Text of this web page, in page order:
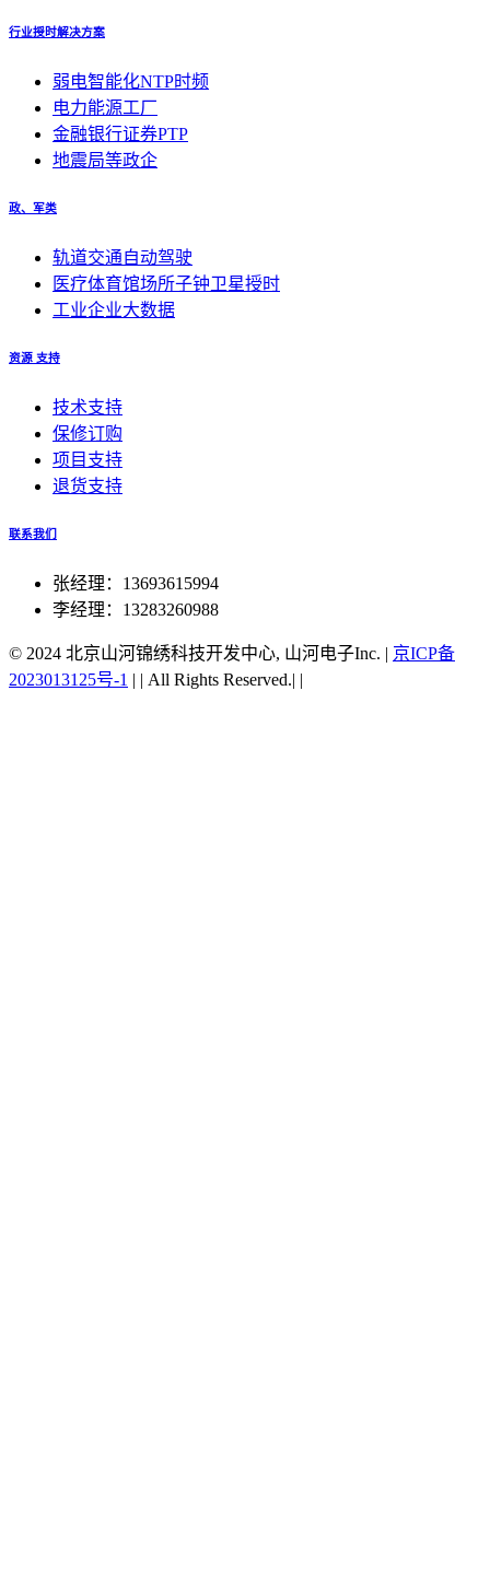
行业授时解决方案
弱电智能化NTP时频
电力能源工厂
金融银行证券PTP
地震局等政企
政、军类
轨道交通自动驾驶
医疗体育馆场所子钟卫星授时
工业企业大数据
资源 支持
技术支持
保修订购
项目支持
退货支持
联系我们
张经理：13693615994
李经理：13283260988
© 2024 北京山河锦绣科技开发中心, 山河电子Inc. | 京ICP备
2023013125号-1 | | All Rights Reserved.| |